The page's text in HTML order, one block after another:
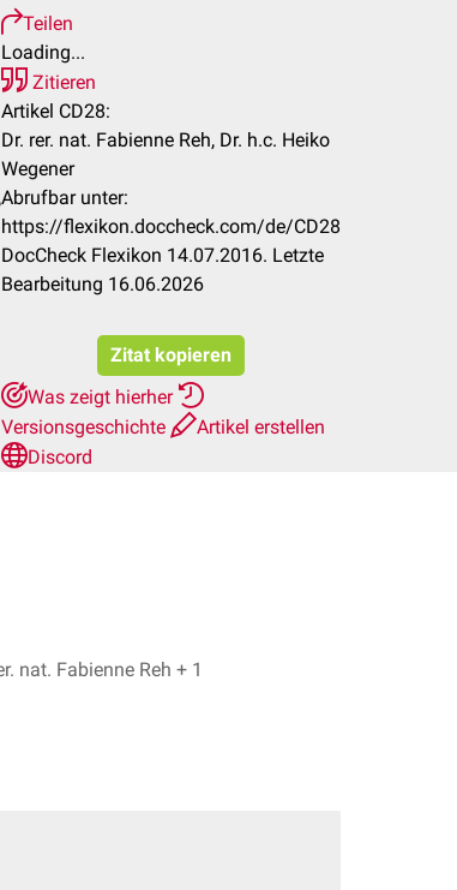
Teilen
Loading...
Zitieren
Artikel CD28:
Dr. rer. nat. Fabienne Reh, Dr. h.c. Heiko
Wegener
Abrufbar unter:
https://flexikon.doccheck.com/de/CD28
DocCheck Flexikon 14.07.2016. Letzte
Bearbeitung 16.06.2026
Zitat kopieren
Was zeigt hierher
Versionsgeschichte
Artikel erstellen
Discord
Dr. No, Dr. rer. nat. Fabienne Reh + 1